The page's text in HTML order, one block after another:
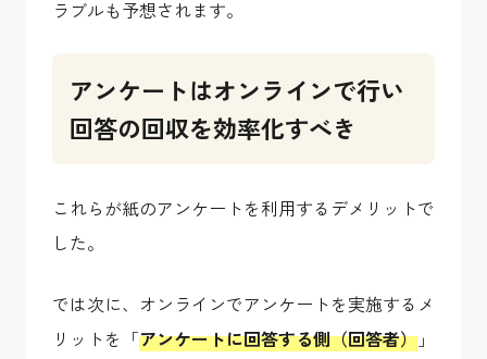
ラブルも予想されます。
アンケートはオンラインで行い
回答の回収を効率化すべき
これらが紙のアンケートを利用するデメリットで
した。
では次に、オンラインでアンケートを実施するメ
リットを「アンケートに回答する側（回答者） 」